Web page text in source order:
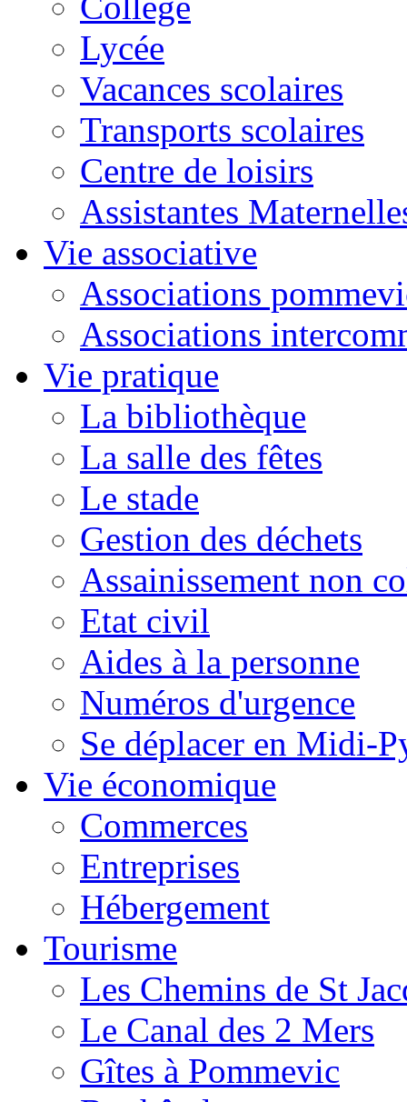
Lycée
Vacances scolaires
Transports scolaires
Centre de loisirs
Assistantes
Vie associative
Associations
Associations
Vie pratique
La bibliothèque
La salle des fêtes
Le stade
Gestion des déchets
Assainissement non
Etat civil
Aides à la personne
Numéros d'urgence
Se déplacer en Midi-
Vie économique
Commerces
Entreprises
Hébergement
Tourisme
Les Chemins de St
Le Canal des 2 Mers
Gîtes à Pommevic